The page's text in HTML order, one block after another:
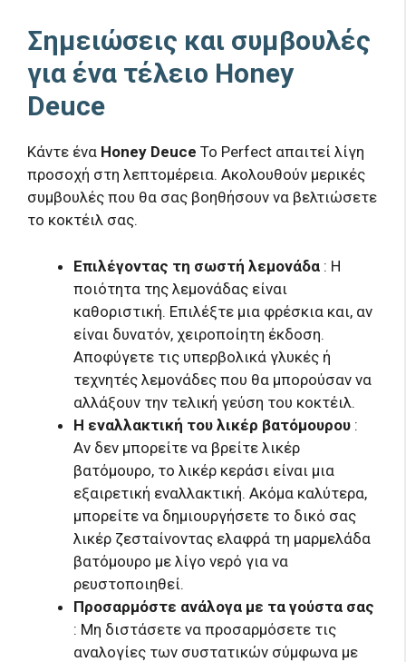
Σημειώσεις και συμβουλές
για ένα τέλειο Honey
Deuce
Κάντε ένα Honey Deuce Το Perfect απαιτεί λίγη
προσοχή στη λεπτομέρεια. Ακολουθούν μερικές
συμβουλές που θα σας βοηθήσουν να βελτιώσετε
το κοκτέιλ σας.
Επιλέγοντας τη σωστή λεμονάδα : Η
ποιότητα της λεμονάδας είναι
καθοριστική. Επιλέξτε μια φρέσκια και, αν
είναι δυνατόν, χειροποίητη έκδοση.
Αποφύγετε τις υπερβολικά γλυκές ή
τεχνητές λεμονάδες που θα μπορούσαν να
αλλάξουν την τελική γεύση του κοκτέιλ.
Η εναλλακτική του λικέρ βατόμουρου :
Αν δεν μπορείτε να βρείτε λικέρ
βατόμουρο, το λικέρ κεράσι είναι μια
εξαιρετική εναλλακτική. Ακόμα καλύτερα,
μπορείτε να δημιουργήσετε το δικό σας
λικέρ ζεσταίνοντας ελαφρά τη μαρμελάδα
βατόμουρο με λίγο νερό για να
ρευστοποιηθεί.
Προσαρμόστε ανάλογα με τα γούστα σας
: Μη διστάσετε να προσαρμόσετε τις
αναλογίες των συστατικών σύμφωνα με